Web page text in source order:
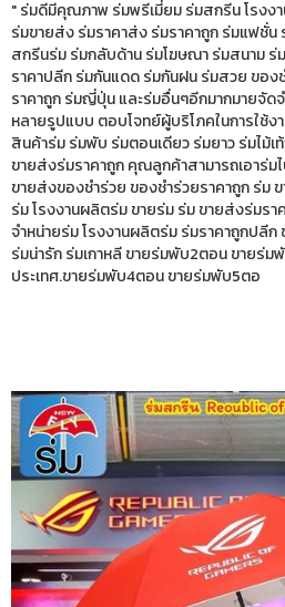
" ร่มดีมีคุณภาพ ร่มพรีเมี่ยม ร่มสกรีน โรงง
ร่มขายส่ง ร่มราคาส่ง ร่มราคาถูก ร่มแฟชั่
สกรีนร่ม ร่มกลับด้าน ร่มโฆษณา ร่มสนาม ร่ม
ราคาปลีก ร่มกันแดด ร่มกันฝน ร่มสวย ของ
ราคาถูก ร่มญี่ปุ่น และร่มอื่นๆอีกมากมายจัด
หลายรูปแบบ ตอบโจทย์ผู้บริโภคในการใช้
สินค้าร่ม ร่มพับ ร่มตอนเดียว ร่มยาว ร่มไม้
ขายส่งร่มราคาถูก คุณลูกค้าสามารถเอาร่มไ
ขายส่งของชำร่วย ของชำร่วยราคาถูก ร่ม
ร่ม โรงงานผลิตร่ม ขายร่ม ร่ม ขายส่งร่มร
จำหน่ายร่ม โรงงานผลิตร่ม ร่มราคาถูกปลี
ร่มน่ารัก ร่มเกาหลี ขายร่มพับ2ตอน ขายร่ม
ประเทศ.ขายร่มพับ4ตอน ขายร่มพับ5ตอ